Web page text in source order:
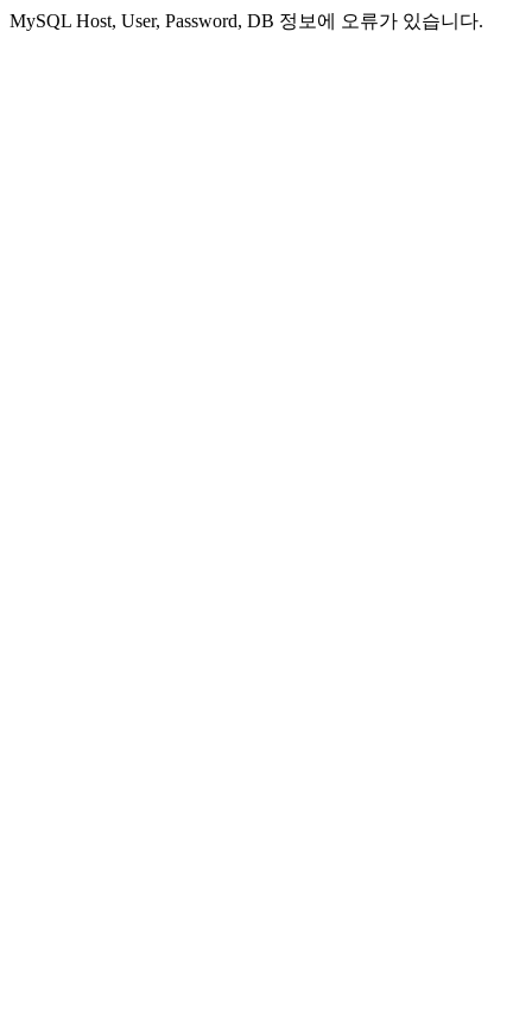
MySQL Host, User, Password, DB 정보에 오류가 있습니다.